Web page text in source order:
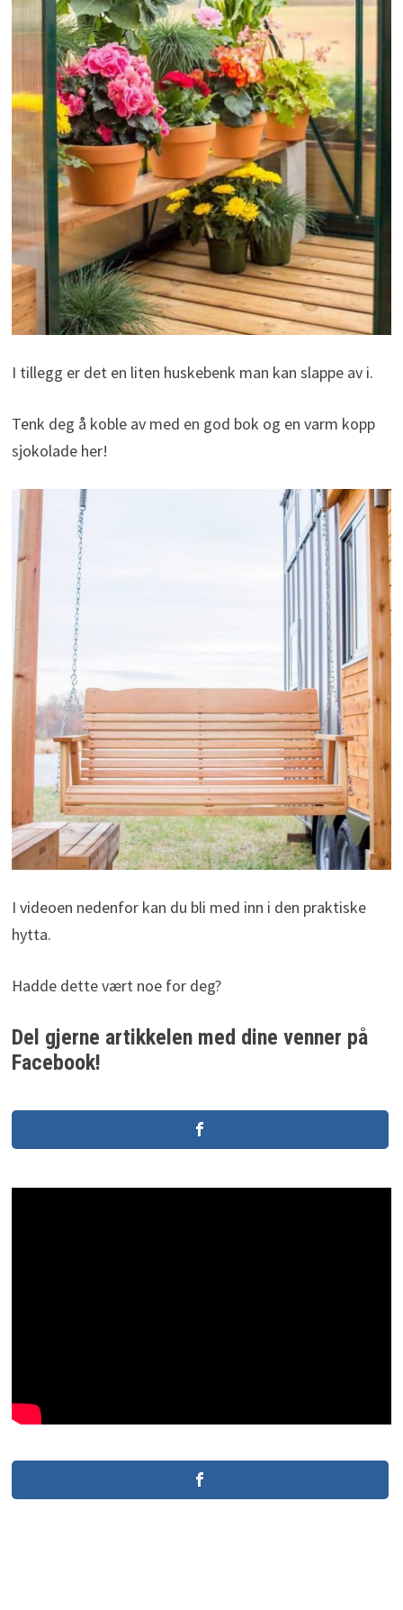
I tillegg er det en liten huskebenk man kan slappe av i.
Tenk deg å koble av med en god bok og en varm kopp
sjokolade her!
I videoen nedenfor kan du bli med inn i den praktiske
hytta.
Hadde dette vært noe for deg?
Del gjerne artikkelen med dine venner på
Facebook!